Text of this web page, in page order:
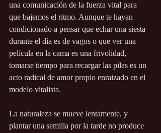
una comunicación de la fuerza vital para
que bajemos el ritmo. Aunque te hayan
condicionado a pensar que echar una siesta
durante el día es de vagos o que ver una
película en la cama es una frivolidad,
tomarse tiempo para recargar las pilas es un
acto radical de amor propio enraizado en el
modelo vitalista.
La naturaleza se mueve lentamente, y
plantar una semilla por la tarde no produce